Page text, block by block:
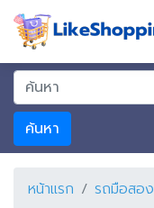
ค้นหา
หน้าแรก รถมือสอง